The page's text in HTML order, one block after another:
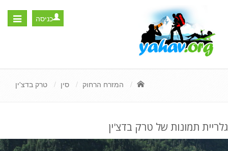
Toggle
כניסה
המזרח הרחוק סין טרק בדצ'ין
גלריית תמונות של טרק בדצ'ין